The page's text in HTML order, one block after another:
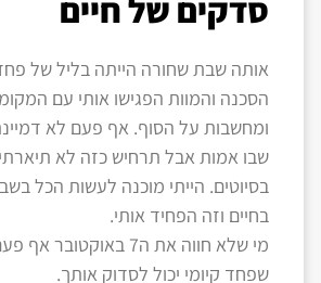
סדקים של חיים
אותה שבת שחורה הייתה בליל של
הסכנה והמוות הפגישו אותי עם
ומחשבות על הסוף. אף פעם לא
שבו אמות אבל תרחיש כזה לא
בסיוטים. הייתי מוכנה לעשות הכל
בחיים וזה הפחיד אותי.
מי שלא חווה את ה7
שפחד קיומי יכול לסדוק אותך.